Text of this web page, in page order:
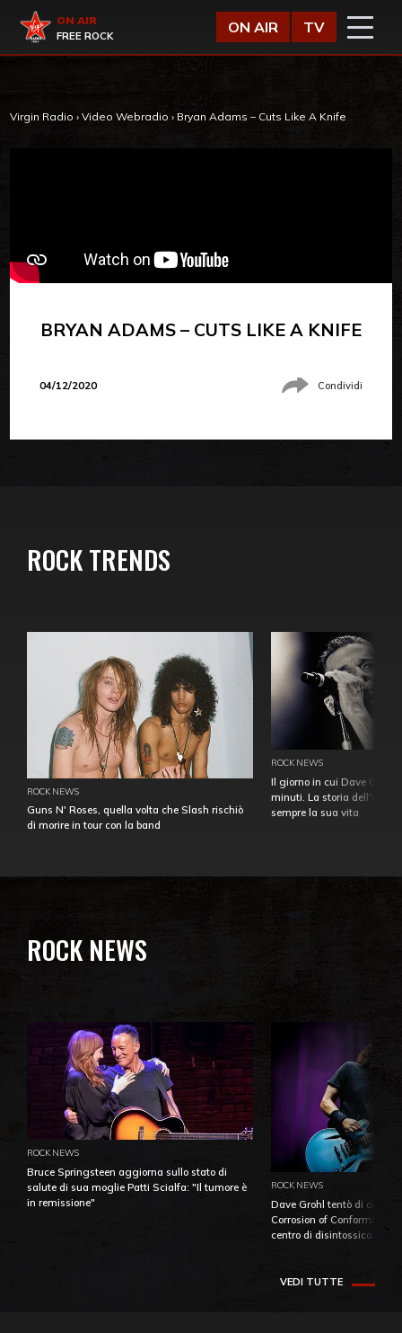
Virgin Radio
ON AIR
FREE ROCK
ON AIR TV
Virgin Radio › Video Webradio › Bryan Adams – Cuts Like A Knife
BRYAN ADAMS – CUTS LIKE A KNIFE
04/12/2020 Condividi
ROCK TRENDS
ROCK NEWS
Guns N' Roses, quella volta che Slash rischiò
di morire in tour con la band
ROCK NEWS
Il giorno in cui Dave
minuti. La storia
sempre la sua vita
ROCK NEWS
ROCK NEWS
Bruce Springsteen aggiorna sullo stato di
salute di sua moglie Patti Scialfa: "Il tumore è
in remissione"
ROCK NEWS
Dave Grohl tentò di
Corrosion of Conformity
centro di
VEDI TUTTE